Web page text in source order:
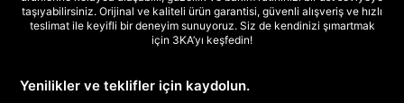
taşıyabilirsiniz. Orijinal ve kaliteli ürün garantisi, güvenli alışveriş ve hızlı
teslimat ile keyifli bir deneyim sunuyoruz. Siz de kendinizi şımartmak
için 3KA’yı keşfedin!
Yenilikler ve teklifler için kaydolun.